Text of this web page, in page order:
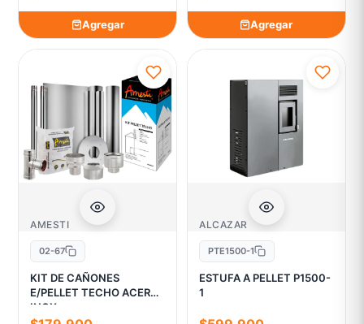
Agregar Agregar
AMESTI
02-67
KIT DE CAÑONES
E/PELLET TECHO ACERO
INOX
ALCAZAR
PTE1500-1
ESTUFA A PELLET P1500-
1